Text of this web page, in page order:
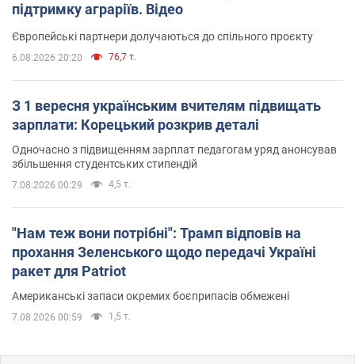
підтримку аграріїв. Відео
Європейські партнери долучаються до спільного проєкту
6.08.2026 20:20 76,7 т.
З 1 вересня українським вчителям підвищать
зарплати: Корецький розкрив деталі
Одночасно з підвищенням зарплат педагогам уряд анонсував
збільшення студентських стипендій
7.08.2026 00:29 4,5 т.
"Нам теж вони потрібні": Трамп відповів на
прохання Зеленського щодо передачі Україні
ракет для Patriot
Американські запаси окремих боєприпасів обмежені
7.08.2026 00:59 1,5 т.